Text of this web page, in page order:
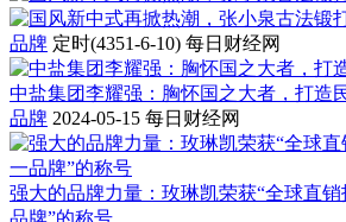
品牌 定时(4351-6-10) 每日财经网
中盐集团李耀强：胸怀国之大者，打造
品牌 2024-05-15 每日财经网
强大的品牌力量：玫琳凯荣获“全球直
品牌”的称号